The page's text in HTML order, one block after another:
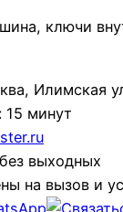
ключи
Илимская
15 минут
выходных
на вызов и